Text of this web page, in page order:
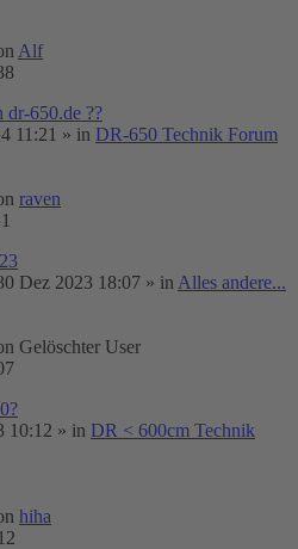
Alf
dr-650.de ??
11:21 » in DR-650 Technik Forum
raven
Dez 2023 18:07 » in Alles andere...
Gelöschter User
10:12 » in DR < 600cm Technik
hiha